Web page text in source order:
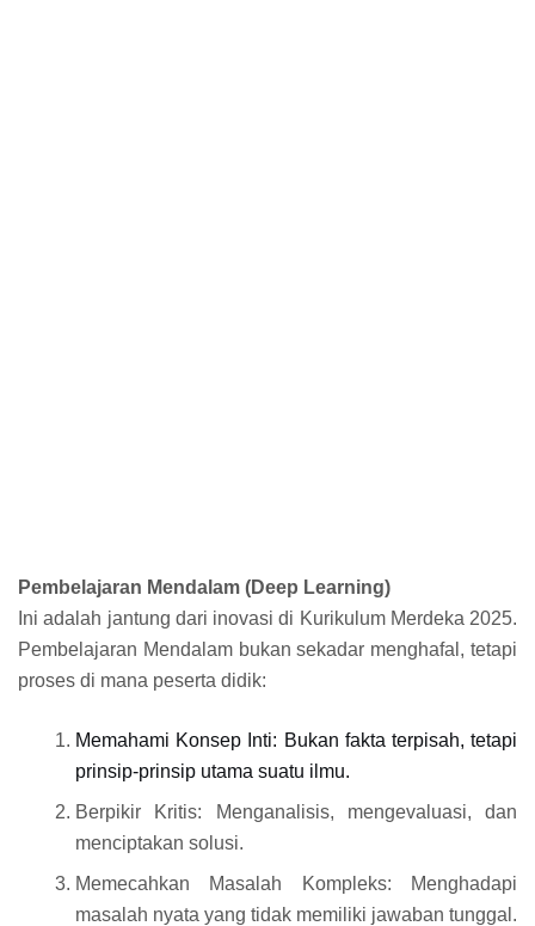
Pembelajaran Mendalam (Deep Learning)
Ini adalah jantung dari inovasi di Kurikulum Merdeka 2025.
Pembelajaran Mendalam bukan sekadar menghafal, tetapi
proses di mana peserta didik:
Memahami Konsep Inti: Bukan fakta terpisah, tetapi
prinsip-prinsip utama suatu ilmu.
Berpikir Kritis: Menganalisis, mengevaluasi, dan
menciptakan solusi.
Memecahkan Masalah Kompleks: Menghadapi
masalah nyata yang tidak memiliki jawaban tunggal.